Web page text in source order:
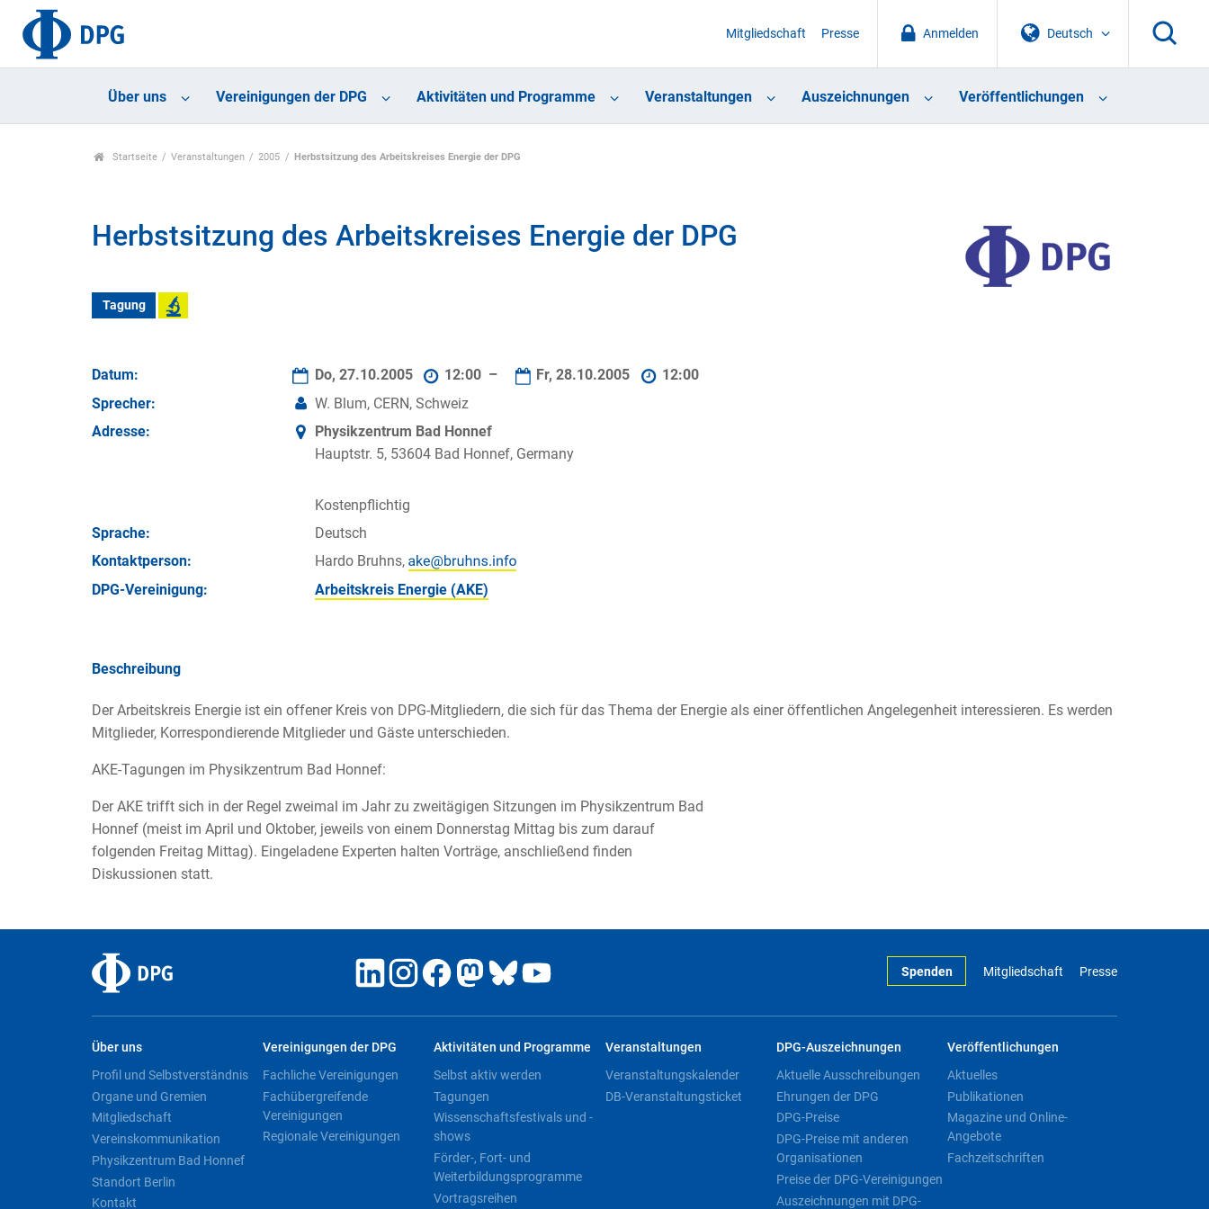
Deutsch
Anmelden
Mitgliedschaft Presse
Über uns Vereinigungen der DPG Aktivitäten und Programme Veranstaltungen Auszeichnungen Veröffentlichungen
Startseite Veranstaltungen 2005 Herbstsitzung des Arbeitskreises Energie der DPG
Herbstsitzung des Arbeitskreises Energie der DPG
Tagung
Datum: Do, 27.10.2005 12:00 – Fr, 28.10.2005
12:00
Sprecher:
W. Blum, CERN, Schweiz
Adresse:
Physikzentrum Bad Honnef
Hauptstr. 5, 53604 Bad Honnef, Germany
Kostenpflichtig
Sprache:
Deutsch
Kontakt­person:
Hardo Bruhns,
DPG-Vereinigung:
Arbeitskreis Energie (AKE)
Beschreibung
Der Arbeitskreis Energie ist ein offener Kreis von DPG-Mitgliedern, die sich für das Thema der Energie als einer öffentlichen Angelegenheit interessieren. Es werden
Mitglieder, Korrespondierende Mitglieder und Gäste unterschieden.
AKE-Tagungen im Physikzentrum Bad Honnef:
Der AKE trifft sich in der Regel zweimal im Jahr zu zweitägigen Sitzungen im Physikzentrum Bad
Honnef (meist im April und Oktober, jeweils von einem Donnerstag Mittag bis zum darauf
folgenden Freitag Mittag). Eingeladene Experten halten Vorträge, anschließend finden
Diskussionen statt.
Spenden Mitgliedschaft Presse
Über uns
Profil und Selbstverständnis
Organe und Gremien
Mitgliedschaft
Vereinskommunikation
Physikzentrum Bad Honnef
Standort Berlin
Kontakt
Vereinigungen der DPG
Fachliche Vereinigungen
Fachübergreifende
Vereinigungen
Regionale Vereinigungen
Aktivitäten und Programme
Selbst aktiv werden
Tagungen
Wissenschaftsfestivals und -
shows
Förder-, Fort- und
Weiterbildungsprogramme
Vortragsreihen
Veranstaltungen
Veranstaltungskalender
DB-Veranstaltungsticket
DPG-Auszeichnungen
Aktuelle Ausschreibungen
Ehrungen der DPG
DPG-Preise
DPG-Preise mit anderen
Organisationen
Preise der DPG-Vereinigungen
Auszeichnungen mit DPG-
Veröffentlichungen
Aktuelles
Publikationen
Magazine und Online-
Angebote
Fachzeitschriften